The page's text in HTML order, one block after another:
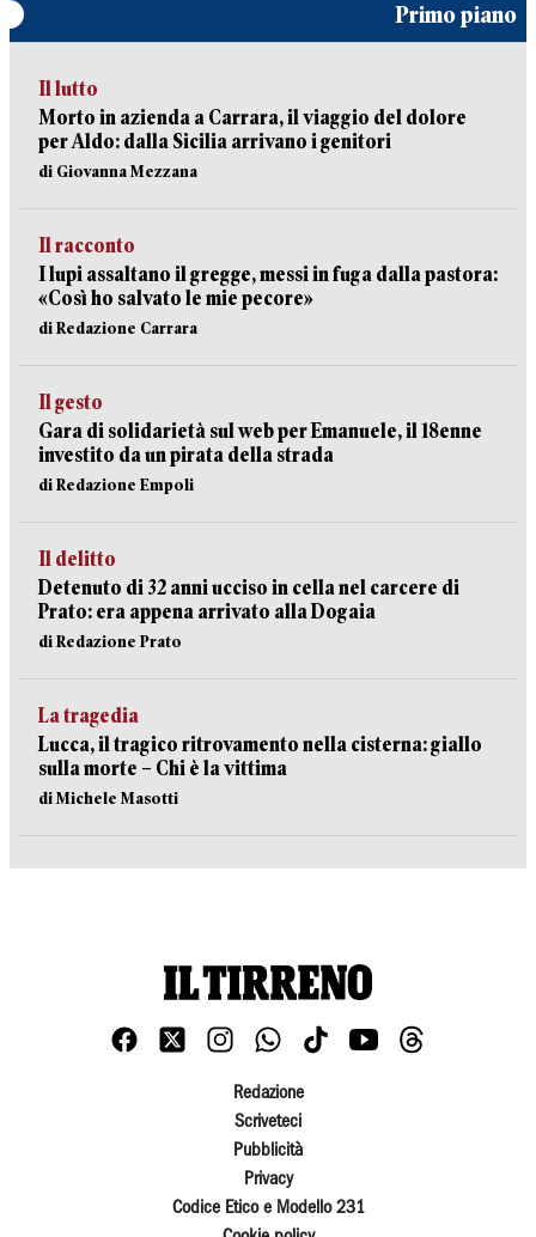
Primo piano
Il lutto
Morto in azienda a Carrara, il viaggio del dolore
per Aldo: dalla Sicilia arrivano i genitori
di Giovanna Mezzana
Il racconto
I lupi assaltano il gregge, messi in fuga dalla pastora:
«Così ho salvato le mie pecore»
di Redazione Carrara
Il gesto
Gara di solidarietà sul web per Emanuele, il 18enne
investito da un pirata della strada
di Redazione Empoli
Il delitto
Detenuto di 32 anni ucciso in cella nel carcere di
Prato: era appena arrivato alla Dogaia
di Redazione Prato
La tragedia
Lucca, il tragico ritrovamento nella cisterna: giallo
sulla morte – Chi è la vittima
di Michele Masotti
Redazione
Scriveteci
Pubblicità
Privacy
Codice Etico e Modello 231